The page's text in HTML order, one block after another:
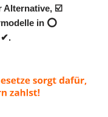
Alternative, ☑️
in ⭕
✔.